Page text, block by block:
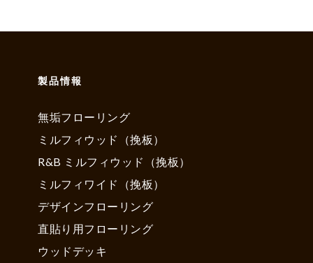
製品情報
無垢フローリング
ミルフィウッド（挽板）
R&B ミルフィウッド（挽板）
ミルフィワイド（挽板）
デザインフローリング
直貼り用フローリング
ウッドデッキ